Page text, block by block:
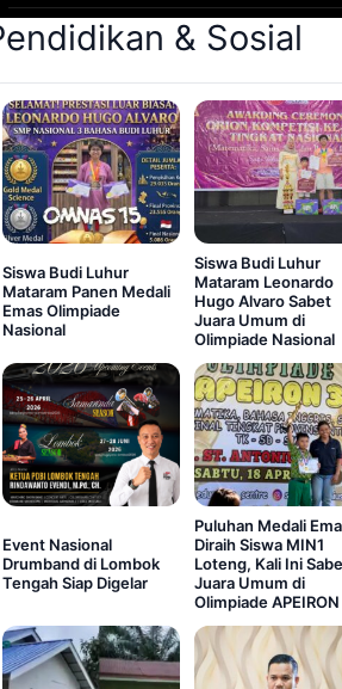
& Sosial
Siswa Budi Luhur
Mataram Panen Medali
Emas Olimpiade
Nasional
Siswa Budi Luhur
Mataram Leonardo
Hugo Alvaro Sabet
Juara Umum di
Olimpiade Nasional
Event Nasional
Drumband di Lombok
Tengah Siap Digelar
Puluhan Medali
Diraih Siswa MIN1
Loteng, Kali Ini
Juara Umum di
Olimpiade